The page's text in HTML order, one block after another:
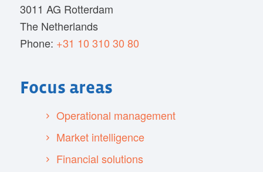
3011 AG Rotterdam
The Netherlands
Phone: +31 10 310 30 80
Focus areas
Operational management
Market intelligence
Financial solutions